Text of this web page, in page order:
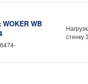
WOKER WB
стенку